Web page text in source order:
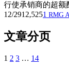
行使承销商的超额
12/2912,5251 RMG
文章分页
1 2 3 … 14